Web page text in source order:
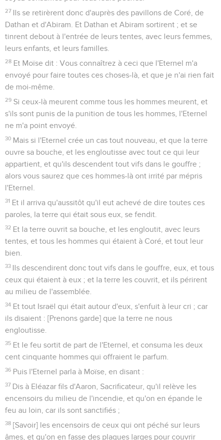
27 Ils se retirèrent donc d'auprès des pavillons de Coré, de
Dathan et d'Abiram. Et Dathan et Abiram sortirent ; et se
tinrent debout à l'entrée de leurs tentes, avec leurs femmes,
leurs enfants, et leurs familles.
28 Et Moïse dit : Vous connaîtrez à ceci que l'Eternel m'a
envoyé pour faire toutes ces choses-là, et que je n'ai rien fait
de moi-même.
29 Si ceux-là meurent comme tous les hommes meurent, et
s'ils sont punis de la punition de tous les hommes, l'Eternel
ne m'a point envoyé.
30 Mais si l'Eternel crée un cas tout nouveau, et que la terre
ouvre sa bouche, et les engloutisse avec tout ce qui leur
appartient, et qu'ils descendent tout vifs dans le gouffre ;
alors vous saurez que ces hommes-là ont irrité par mépris
l'Eternel.
31 Et il arriva qu'aussitôt qu'il eut achevé de dire toutes ces
paroles, la terre qui était sous eux, se fendit.
32 Et la terre ouvrit sa bouche, et les engloutit, avec leurs
tentes, et tous les hommes qui étaient à Coré, et tout leur
bien.
33 Ils descendirent donc tout vifs dans le gouffre, eux, et tous
ceux qui étaient à eux ; et la terre les couvrit, et ils périrent
au milieu de l'assemblée.
34 Et tout Israël qui était autour d'eux, s'enfuit à leur cri ; car
ils disaient : [Prenons garde] que la terre ne nous
engloutisse.
35 Et le feu sortit de part de l'Eternel, et consuma les deux
cent cinquante hommes qui offraient le parfum.
36 Puis l'Eternel parla à Moïse, en disant :
37 Dis à Eléazar fils d'Aaron, Sacrificateur, qu'il relève les
encensoirs du milieu de l'incendie, et qu'on en épande le
feu au loin, car ils sont sanctifiés ;
38 [Savoir] les encensoirs de ceux qui ont péché sur leurs
âmes, et qu'on en fasse des plaques larges pour couvrir